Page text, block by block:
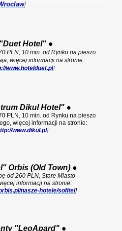
]
Hotel" ●
PLN, 10 min. od Rynku na pieszo
więcej informacji na stronie:
www.hotelduet.pl]
Dikul Hotel" ●
PLN, 10 min. od Rynku na pieszo
więcej informacji na stronie:
www.dikul.pl]
Orbis (Old Town) ●
od 260 PLN, Stare Miasto
informacji na stronie:
nasze-hotele/sofitel]
"LeoApard" ●